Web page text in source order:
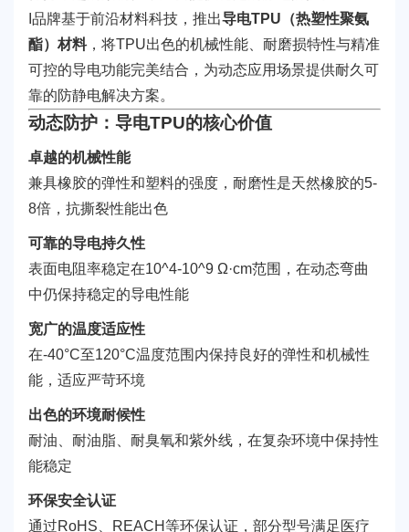
I品牌基于前沿材料科技，推出导电TPU（热塑性聚氨
酯）材料，将TPU出色的机械性能、耐磨损特性与精准
可控的导电功能完美结合，为动态应用场景提供耐久可
靠的防静电解决方案。
动态防护：导电TPU的核心价值
卓越的机械性能
兼具橡胶的弹性和塑料的强度，耐磨性是天然橡胶的5-
8倍，抗撕裂性能出色
可靠的导电持久性
表面电阻率稳定在10^4-10^9 Ω·cm范围，在动态弯曲
中仍保持稳定的导电性能
宽广的温度适应性
在-40°C至120°C温度范围内保持良好的弹性和机械性
能，适应严苛环境
出色的环境耐候性
耐油、耐油脂、耐臭氧和紫外线，在复杂环境中保持性
能稳定
环保安全认证
通过RoHS、REACH等环保认证，部分型号满足医疗